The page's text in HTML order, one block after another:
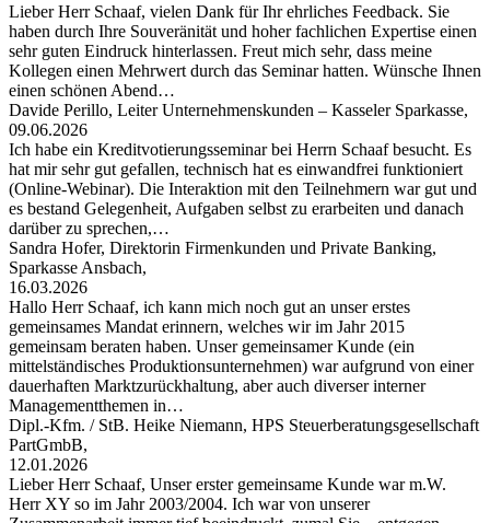
Lieber Herr Schaaf, vielen Dank für Ihr ehrliches Feedback. Sie
haben durch Ihre Souveränität und hoher fachlichen Expertise einen
sehr guten Eindruck hinterlassen. Freut mich sehr, dass meine
Kollegen einen Mehrwert durch das Seminar hatten. Wünsche Ihnen
einen schönen Abend…
Davide Perillo, Leiter Unternehmenskunden – Kasseler Sparkasse,
09.06.2026
Ich habe ein Kreditvotierungsseminar bei Herrn Schaaf besucht. Es
hat mir sehr gut gefallen, technisch hat es einwandfrei funktioniert
(Online-Webinar). Die Interaktion mit den Teilnehmern war gut und
es bestand Gelegenheit, Aufgaben selbst zu erarbeiten und danach
darüber zu sprechen,…
Sandra Hofer, Direktorin Firmenkunden und Private Banking,
Sparkasse Ansbach,
16.03.2026
Hallo Herr Schaaf, ich kann mich noch gut an unser erstes
gemeinsames Mandat erinnern, welches wir im Jahr 2015
gemeinsam beraten haben. Unser gemeinsamer Kunde (ein
mittelständisches Produktionsunternehmen) war aufgrund von einer
dauerhaften Marktzurückhaltung, aber auch diverser interner
Managementthemen in…
Dipl.-Kfm. / StB. Heike Niemann, HPS Steuerberatungsgesellschaft
PartGmbB,
12.01.2026
Lieber Herr Schaaf, Unser erster gemeinsame Kunde war m.W.
Herr XY so im Jahr 2003/2004. Ich war von unserer